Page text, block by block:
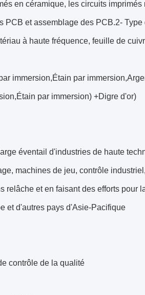
en céramique, les circuits
PCB et assemblage des PCB.2-
à haute fréquence, feuille de
immersion,Étain par
par immersion) +Digre d'or)
éventail d'industries de haute
machines de jeu, contrôle
relâche et en faisant des efforts pour
et d'autres pays d'Asie-Pacifique
contrôle de la qualité